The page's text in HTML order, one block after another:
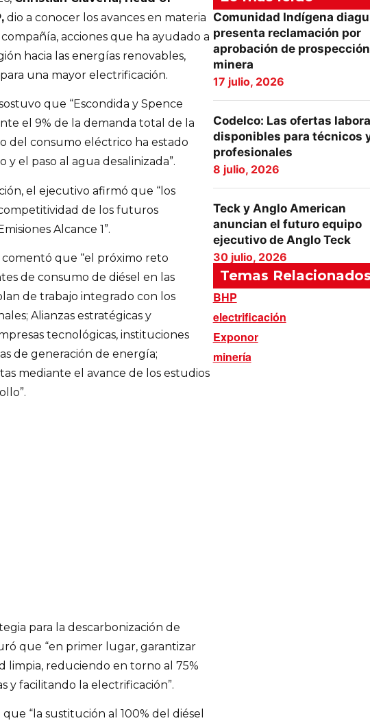
dio a conocer los avances en materia
acciones que ha ayudado a
hacia las energías renovables,
una mayor electrificación.
que “Escondida y Spence
el 9% de la demanda total de la
del consumo eléctrico ha estado
el paso al agua desalinizada”.
el ejecutivo afirmó que “los
de los futuros
Alcance 1”.
comentó que “el próximo reto
de consumo de diésel en las
de trabajo integrado con los
Alianzas estratégicas y
tecnológicas, instituciones
de generación de energía;
mediante el avance de los estudios
para la descarbonización de
que “en primer lugar, garantizar
limpia, reduciendo en torno al 75%
y facilitando la electrificación”.
“la sustitución al 100% del diésel
Comunidad Indígena
presenta reclamación por
aprobación de prospección
minera
17 julio, 2026
Codelco: Las ofertas
disponibles para técnicos
profesionales
8 julio, 2026
Teck y Anglo American
anuncian el futuro equipo
ejecutivo de Anglo Teck
30 julio, 2026
Temas Relacionados
BHP
electrificación
Exponor
minería